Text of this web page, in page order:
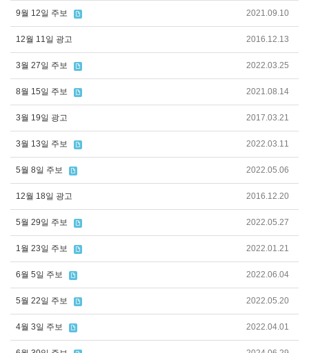
9월 12일 주보 2021.09.10
12월 11일 광고 2016.12.13
3월 27일 주보 2022.03.25
8월 15일 주보 2021.08.14
3월 19일 광고 2017.03.21
3월 13일 주보 2022.03.11
5월 8일 주보 2022.05.06
12월 18일 광고 2016.12.20
5월 29일 주보 2022.05.27
1월 23일 주보 2022.01.21
6월 5일 주보 2022.06.04
5월 22일 주보 2022.05.20
4월 3일 주보 2022.04.01